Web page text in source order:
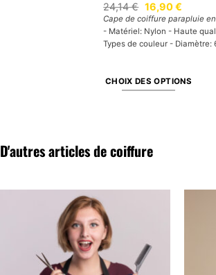
24,14€ Le
prix
initial
était :
24,14 €.
16,90€Le
prix
actuel
est :
16,90
Cape de coiffure parapluie
- Matériel: Nylon - Haute
Types de couleur - Diamètre:
CHOIX DES OPTIONS
plusieurs
peuvent
être
choisies
sur
D'autres articles de coiffure